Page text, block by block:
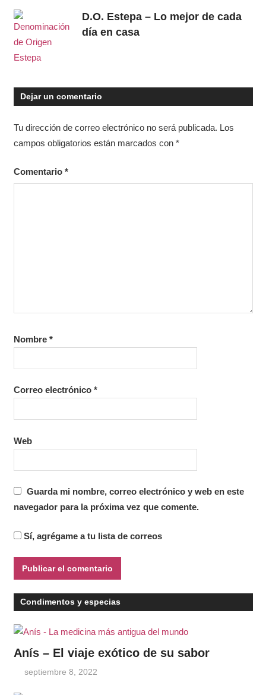
D.O. Estepa – Lo mejor de cada
día en casa
Dejar un comentario
Tu dirección de correo electrónico no será publicada. Los
campos obligatorios están marcados con *
Comentario *
Nombre *
Correo electrónico *
Web
Guarda mi nombre, correo electrónico y web en este
navegador para la próxima vez que comente.
Sí, agrégame a tu lista de correos
Condimentos y especias
Anís – El viaje exótico de su sabor
septiembre 8, 2022